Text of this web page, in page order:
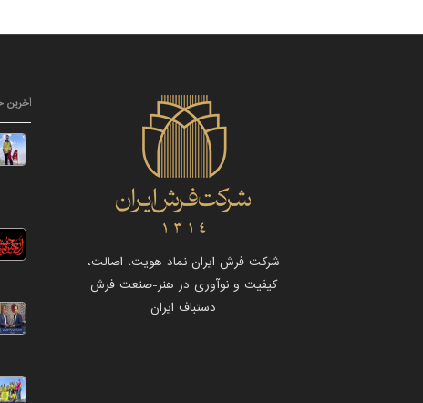
شرکت فرش ایران نماد هویت، اصالت،
کیفیت و نوآوری در هنر-صنعت فرش
دستباف ایران
آخرین